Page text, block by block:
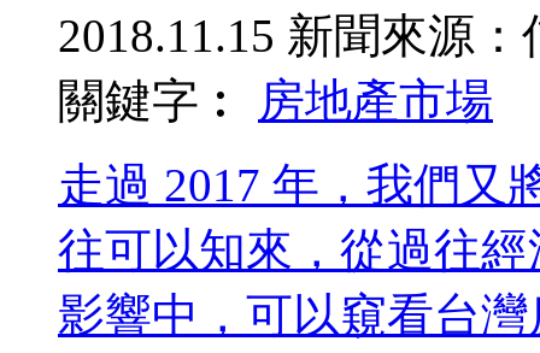
2018.11.15 新聞來源：
關鍵字︰
房地產市場
走過 2017 年，我們又
往可以知來，從過往
影響中，可以窺看台